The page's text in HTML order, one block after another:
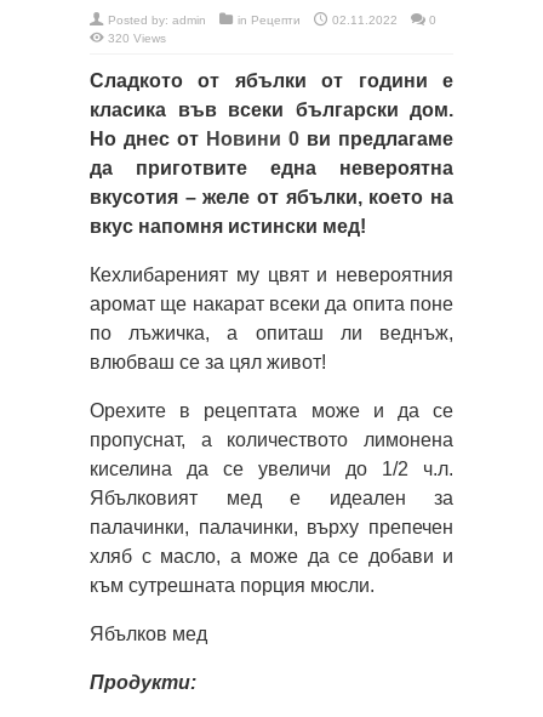
Posted by: admin in Рецепти 02.11.2022
0
320 Views
Сладкото от ябълки от години е
класика във всеки български дом.
Но днес от Новини 0 ви предлагаме
да приготвите една невероятна
вкусотия – желе от ябълки, което на
вкус напомня истински мед!
Кехлибареният му цвят и невероятния
аромат ще накарат всеки да опита поне
по лъжичка, а опиташ ли веднъж,
влюбваш се за цял живот!
Орехите в рецептата може и да се
пропуснат, а количеството лимонена
киселина да се увеличи до 1/2 ч.л.
Ябълковият мед е идеален за
палачинки, палачинки, върху препечен
хляб с масло, а може да се добави и
към сутрешната порция мюсли.
Ябълков мед
Продукти: